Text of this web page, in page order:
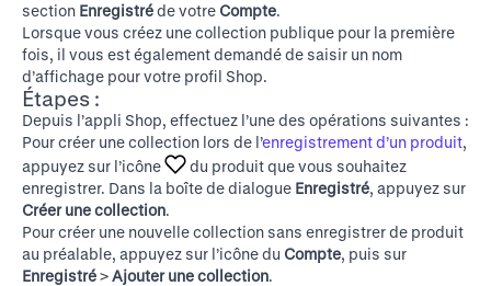
section Enregistréde votre Compte.
Lorsque vous créez une collection publique pour la première
fois, il vous est également demandé de saisir un nom
d’affichage pour votre profil Shop.
Étapes :
Depuis l’appli Shop, effectuez l’une des opérations suivantes :
Pour créer une collection lors de l’enregistrement d’un produit,
appuyez sur l’icône
du produit que vous souhaitez
enregistrer. Dans la boîte de dialogue Enregistré, appuyez sur
Créer une collection.
Pour créer une nouvelle collection sans enregistrer de produit
au préalable, appuyez sur l’icône du Compte, puis sur
Enregistré>Ajouter une collection.